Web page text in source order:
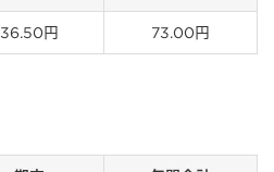
36.50円 73.00円